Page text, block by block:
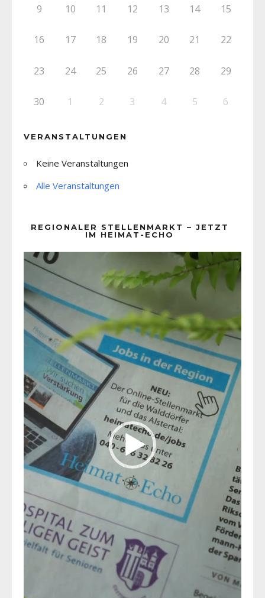
9 10 11 12 13 14 15
16 17 18 19 20 21 22
23 24 25 26 27 28 29
30 1 2 3 4 5 6
VERANSTALTUNGEN
Keine Veranstaltungen
Alle Veranstaltungen
REGIONALER STELLENMARKT – JETZT
IM HEIMAT-ECHO
Player